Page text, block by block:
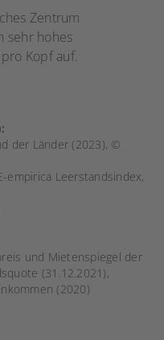
Zentrum
sehr hohes
Kopf auf.
der Länder (2023), ©
empirica Leerstandsindex,
und Mietenspiegel der
(31.12.2021),
(2020)